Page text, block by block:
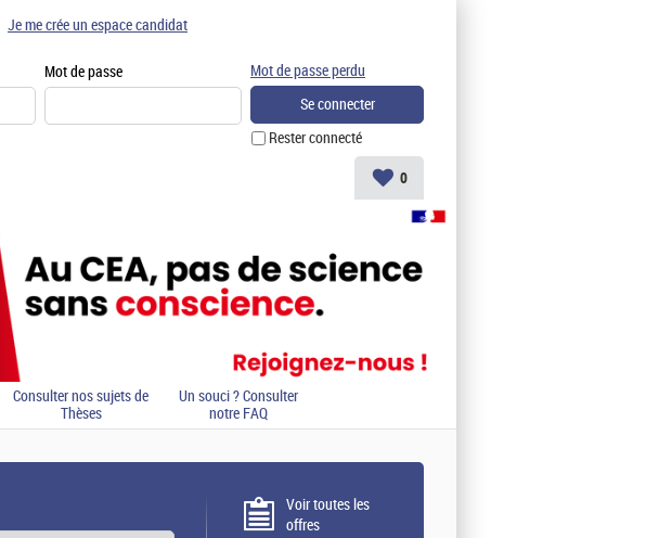
Mot de passe
Rester connecté
Mot de passe perdu
Je me crée un espace candidat
0
Consulter nos sujets de
Thèses
Un souci ? Consulter
notre FAQ
Voir toutes les
offres